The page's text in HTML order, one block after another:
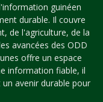
guinéen
durable. Il couvre
de l'agriculture, de la
avancées des ODD
offre un espace
information fiable, il
avenir durable pour